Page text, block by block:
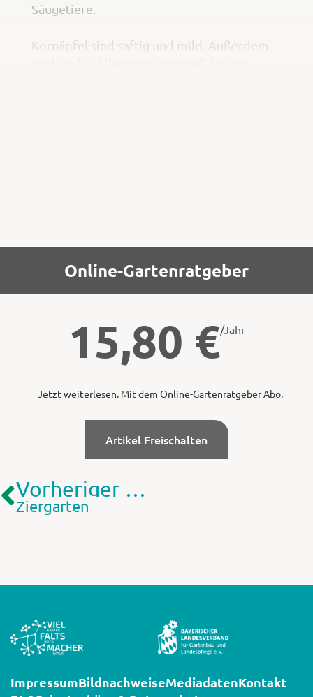
Säugetiere.
Kornäpfel sind saftig und mild. Außerdem
Online-Gartenratgeber
15,80 €/Jahr
Jetzt weiterlesen. Mit dem Online-Gartenratgeber Abo.
Artikel Freischalten
Vorheriger Artikel
Ziergarten
ImpressumBildnachweiseMediadatenKontakt